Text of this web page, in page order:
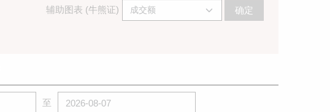
辅助图表 (牛熊证) 确定
至